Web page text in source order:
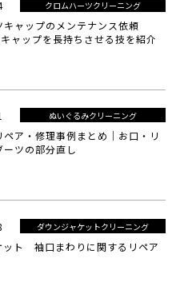
クロムハーツクリーニング
キャップのメンテナンス依頼
ャップを長持ちさせる技を紹介
ぬいぐるみクリーニング
ペア・修理事例まとめ｜お口・リ
ツの部分直し
ダウンジャケットクリーニング
ット 袖口まわりに関するリペア